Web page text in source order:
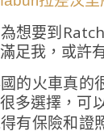
想要到
足我，或許
的火車真的
多選擇，可
有保險和證